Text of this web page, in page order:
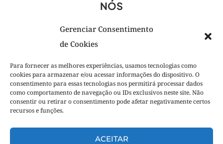
Gerenciar Consentimento
de Cookies
Para fornecer as melhores experiências, usamos tecnologias como
cookies para armazenar e/ou acessar informações do dispositivo. O
consentimento para essas tecnologias nos permitirá processar dados
como comportamento de navegação ou IDs exclusivos neste site. Não
consentir ou retirar o consentimento pode afetar negativamente certos
recursos e funções.
ACEITAR
NÓS
O QUE FAZEMOS
NOSSA VOZ
Tudo começa com uma boa conversa.
Manda um alô!